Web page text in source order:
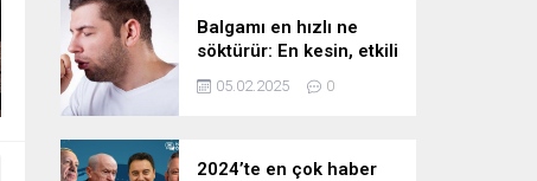
Balgamı en hızlı ne
söktürür: En kesin, etkili
ve çabuk balgam
söktürücü kür!
05.02.2025 0
2024’te en çok haber